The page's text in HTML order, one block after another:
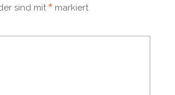
sind mit * markiert